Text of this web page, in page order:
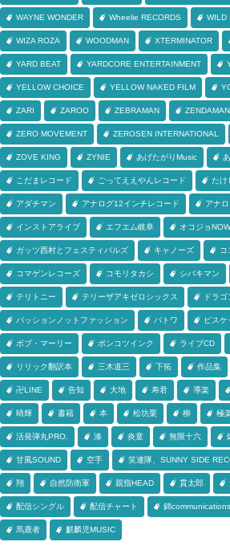
WAYNE WONDER Wheelie RECORDS WILD
WIZA ROZA WOODMAN XTERMINATOR
YARD BEAT YARDCORE ENTERTAINMENT
YELLOW CHOICE YELLOW NAKED FILM
ZARI ZAROO ZEBRAMAN ZENDAMAN
ZERO MOVEMENT ZEROSEN INTERNATIONAL
ZOVE KING ZYNIE あげたがりMusic
こだまレコード ごってええやんレコード たけ
アダチマン アナログ12インチレコード アナ
インストアライブ エフエム岐阜 オコジョNOW
ガッツ西村とフェスティバルズ キャノーズ コ
コマゲンレコーズ コモリタカシ シバキマン
テリトニー テリーザアキゼロシックス ドラ
パッションノットファッション パトワ ビス
ボブ・マーリー ポンコツインク ライブCD
リリック翻訳本 三木道三 下拓 作品集
卍LINE 告知 大地 寿君 導楽
晴輝 書籍 本 松坊栗 柳 極
活発弾丸PRO. 湊 炎童 無限十六
甘風SOUND 空手 笑連隊、SUNNY SIDE
翔 自然防衛軍 親指HEAD 貫太郎
配信シングル 配信チャート 錦communications
馬鹿者 麒麟児MUSIC